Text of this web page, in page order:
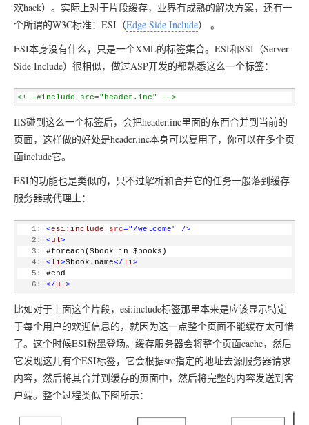
欢hack）。实际上对于片段缓存，业界有成熟的解决方案，还有一
个所谓的W3C标准：ESI（Edge Side Include） 。
ESI本身没有什么，只是一个XML的标签集合。ESI和SSI（Server
Side Include）很相似，做过ASP开发的都熟悉这么一个标签：
<!--#include src="header.inc" -->
IIS碰到这么一个标签后，会把header.inc里面的东西合并到当前的
页面，这样做的好处是header.inc本身可以复用了，你可以在多个页
面include它。
ESI的功能也是类似的，只不过解析和合并它的任务一般落到缓存
服务器或代理上：
   1:
<esi:include src="/welcome"
/>
   2:
<ul>
   3:
#foreach($book in $books)
   4:
<li>$book.name</li>
   5:
#end
   6:
</ul>
比如对于上面这个片段，esi:include标签那里本来是应该显示特定
于每个用户的欢迎信息的，就因为这一点整个页面不能缓存太可惜
了。这个时候ESI粉墨登场。缓存服务器会将整个页面cache，然后
它发现这儿有个ESI标签，它会根据src指定的地址去源服务器请求
内容，然后将其合并到缓存的页面中，然后将完整的内容发送到客
户端。整个过程类似下图所示：